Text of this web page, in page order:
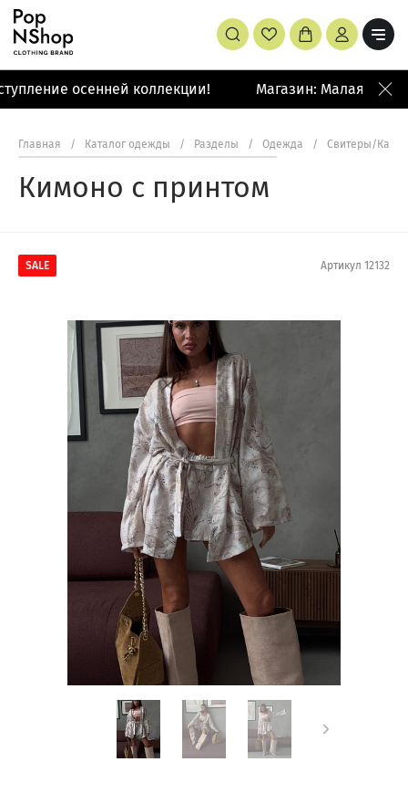
осенней коллекции! Магазин: Малая
Главная / Каталог одежды / Разделы / Одежда / Свитеры/
Кимоно с принтом
SALE Артикул 12132